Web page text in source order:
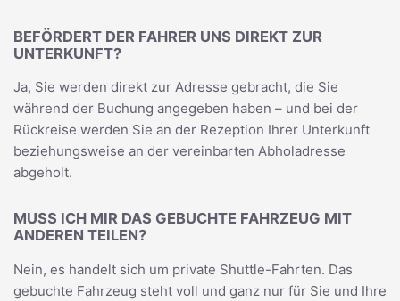
BEFÖRDERT DER FAHRER UNS DIREKT ZUR
UNTERKUNFT?
Ja, Sie werden direkt zur Adresse gebracht, die Sie
während der Buchung angegeben haben – und bei der
Rückreise werden Sie an der Rezeption Ihrer Unterkunft
beziehungsweise an der vereinbarten Abholadresse
abgeholt.
MUSS ICH MIR DAS GEBUCHTE FAHRZEUG MIT
ANDEREN TEILEN?
Nein, es handelt sich um private Shuttle-Fahrten. Das
gebuchte Fahrzeug steht voll und ganz nur für Sie und Ihre